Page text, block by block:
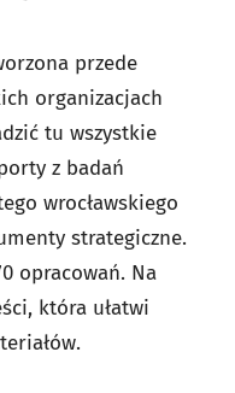
przede
organizacjach
tu wszystkie
z badań
wrocławskiego
strategiczne.
opracowań. Na
która ułatwi